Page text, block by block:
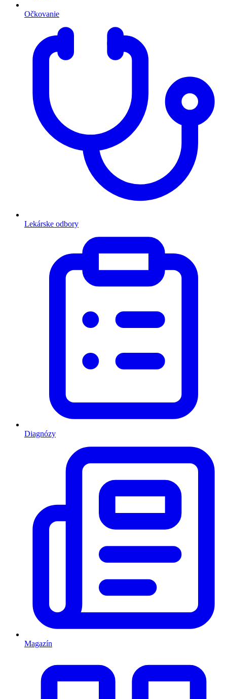
Očkovanie
Lekárske odbory
Diagnózy
Magazín